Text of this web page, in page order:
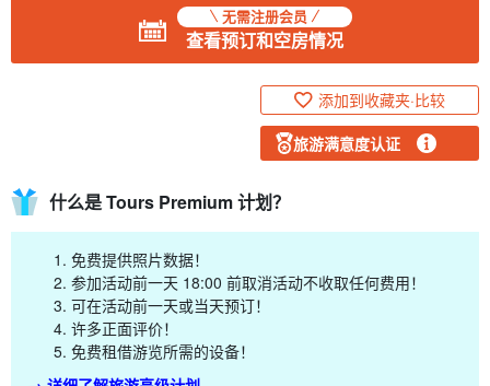
无需注册会员
查看预订和空房情况
添加到收藏夹·比较
旅游满意度认证
什么是 Tours Premium 计划？
免费提供照片数据！
参加活动前一天 18:00 前取消活动不收取任何费用！
可在活动前一天或当天预订！
许多正面评价！
免费租借游览所需的设备！